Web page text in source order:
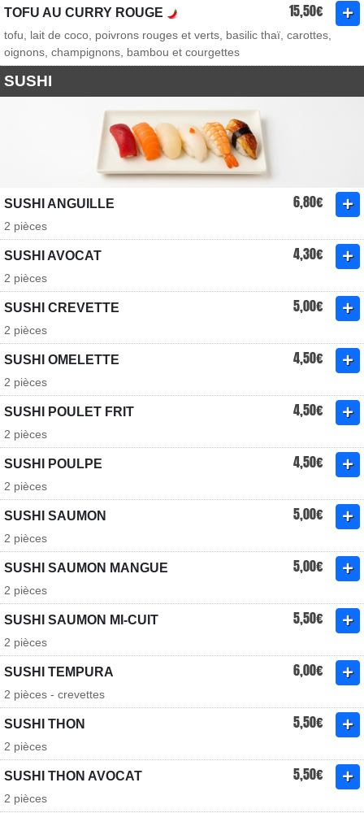
TOFU AU CURRY ROUGE 15,50€
tofu, lait de coco, poivrons rouges et verts, basilic thaï, carottes,
oignons, champignons, bambou et courgettes
SUSHI
SUSHI ANGUILLE 6,80€
2 pièces
SUSHI AVOCAT 4,30€
2 pièces
SUSHI CREVETTE 5,00€
2 pièces
SUSHI OMELETTE 4,50€
2 pièces
SUSHI POULET FRIT 4,50€
2 pièces
SUSHI POULPE 4,50€
2 pièces
SUSHI SAUMON 5,00€
2 pièces
SUSHI SAUMON MANGUE 5,00€
2 pièces
SUSHI SAUMON MI-CUIT 5,50€
2 pièces
SUSHI TEMPURA 6,00€
2 pièces - crevettes
SUSHI THON 5,50€
2 pièces
SUSHI THON AVOCAT 5,50€
2 pièces